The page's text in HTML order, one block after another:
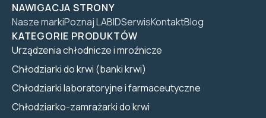
NAWIGACJA STRONY
Nasze markiPoznaj LABIDSerwisKontaktBlog
KATEGORIE PRODUKTÓW
Urządzenia chłodnicze i mroźnicze
Chłodziarki do krwi (banki krwi)
Chłodziarki laboratoryjne i farmaceutyczne
Chłodziarko-zamrażarki do krwi